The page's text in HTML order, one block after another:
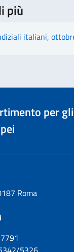
più
italiani,
per
Roma